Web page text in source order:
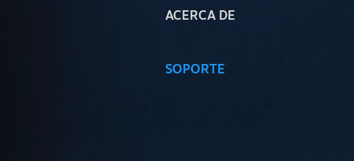
ACERCA DE
SOPORTE